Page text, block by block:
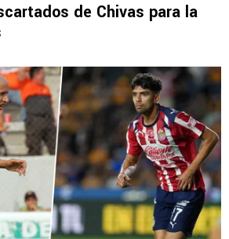
de Chivas para la